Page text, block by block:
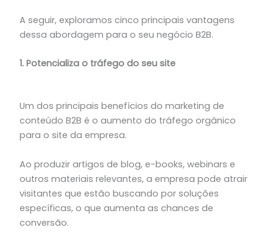
A seguir, exploramos cinco principais vantagens
dessa abordagem para o seu negócio B2B.
1. Potencializa o tráfego do seu site
Um dos principais benefícios do marketing de
conteúdo B2B é o aumento do tráfego orgânico
para o site da empresa.
Ao produzir artigos de blog, e-books, webinars e
outros materiais relevantes, a empresa pode atrair
visitantes que estão buscando por soluções
específicas, o que aumenta as chances de
conversão.